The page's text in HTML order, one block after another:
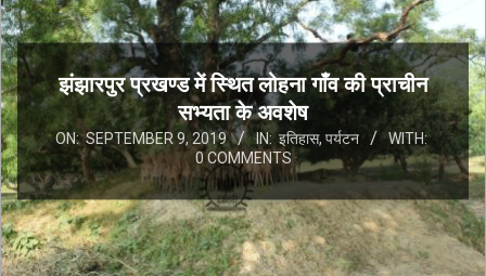
झंझारपुर प्रखण्ड में स्थित लोहना गाँव की प्राचीन
सभ्यता के अवशेष
ON: SEPTEMBER 9, 2019 IN: इतिहास, पर्यटन
WITH:
0 COMMENTS